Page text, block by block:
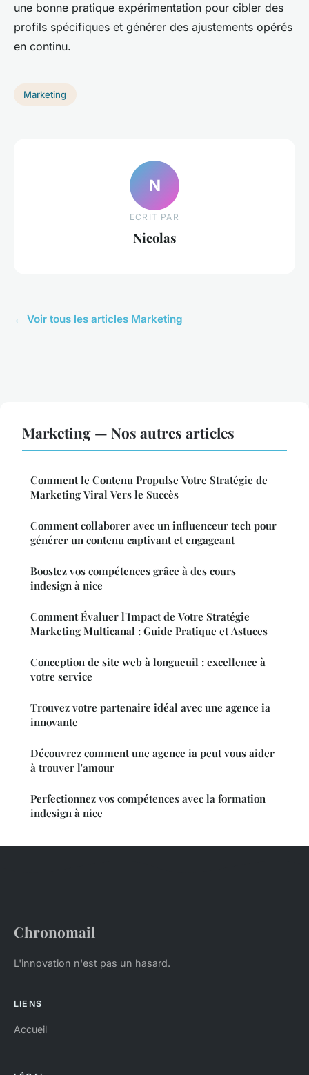
une bonne pratique expérimentation pour cibler des
profils spécifiques et générer des ajustements opérés
en continu.
Marketing
N
ECRIT PAR
Nicolas
← Voir tous les articles Marketing
Marketing — Nos autres articles
Comment le Contenu Propulse Votre Stratégie de
Marketing Viral Vers le Succès
Comment collaborer avec un influenceur tech pour
générer un contenu captivant et engageant
Boostez vos compétences grâce à des cours
indesign à nice
Comment Évaluer l'Impact de Votre Stratégie
Marketing Multicanal : Guide Pratique et Astuces
Conception de site web à longueuil : excellence à
votre service
Trouvez votre partenaire idéal avec une agence ia
innovante
Découvrez comment une agence ia peut vous aider
à trouver l'amour
Perfectionnez vos compétences avec la formation
indesign à nice
Chronomail
L'innovation n'est pas un hasard.
LIENS
Accueil